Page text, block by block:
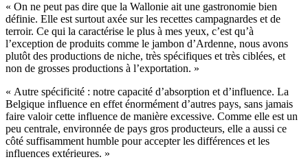
« On ne peut pas dire que la Wallonie ait une gastronomie bien
définie. Elle est surtout axée sur les recettes campagnardes et de
terroir. Ce qui la caractérise le plus à mes yeux, c’est qu’à
l’exception de produits comme le jambon d’Ardenne, nous avons
plutôt des productions de niche, très spécifiques et très ciblées, et
non de grosses productions à l’exportation. »
« Autre spécificité : notre capacité d’absorption et d’influence. La
Belgique influence en effet énormément d’autres pays, sans jamais
faire valoir cette influence de manière excessive. Comme elle est un
peu centrale, environnée de pays gros producteurs, elle a aussi ce
côté suffisamment humble pour accepter les différences et les
influences extérieures. »